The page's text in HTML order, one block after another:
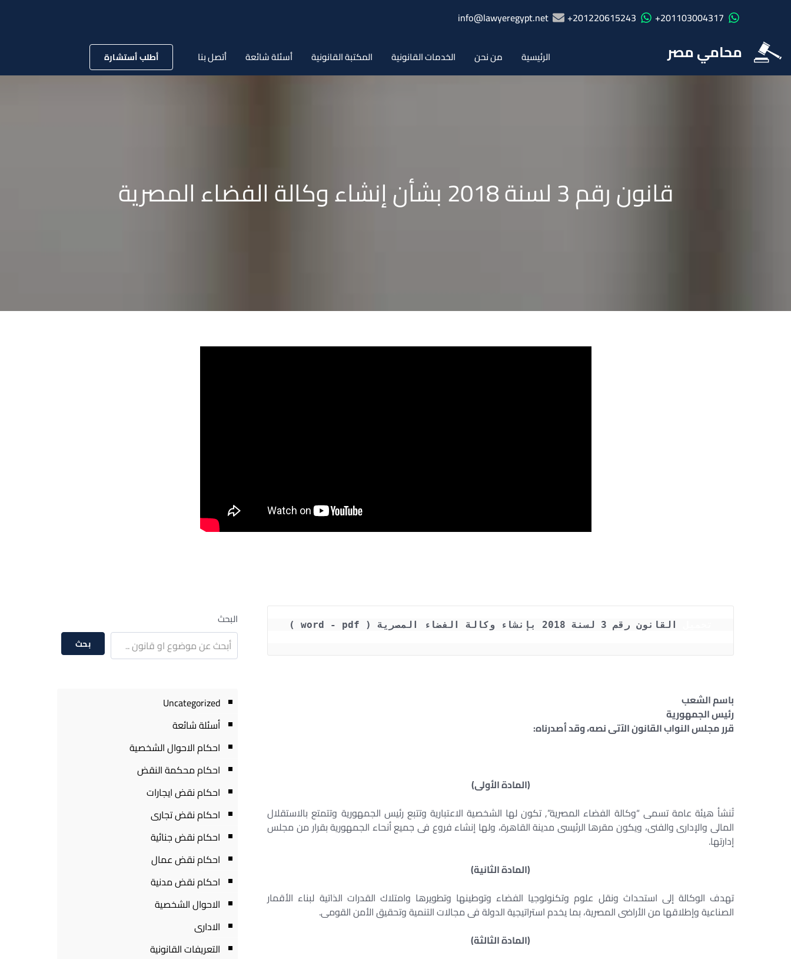
201103004317+
201220615243+
info@lawyeregypt.net
محامي مصر الرئيسية من نحن الخدمات القانونية المكتبة القانونية أسئلة شائعة أتصل بنا أطلب أستشارة
قانون رقم 3 لسنة 2018 بشأن إنشاء وكالة الفضاء المصرية
القانون رقم 3 لسنة 2018 بإنشاء وكالة الفضاء المصرية ( word - pdf )
باسم الشعب
رئيس الجمهورية
قرر مجلس النواب القانون الآتى نصه، وقد أصدرناه:
(المادة الأولى)
تُنشأ هيئة عامة تسمى “وكالة الفضاء المصرية”, تكون لها الشخصية الاعتبارية وتتبع رئيس الجمهورية وتتمتع بالاستقلال
المالى والإدارى والفنى، ويكون مقرها الرئيسى مدينة القاهرة، ولها إنشاء فروع فى جميع أنحاء الجمهورية بقرار من مجلس
إدارتها.
(المادة الثانية)
تهدف الوكالة إلى استحداث ونقل علوم وتكنولوجيا الفضاء وتوطينها وتطويرها وامتلاك القدرات الذاتية لبناء الأقمار
الصناعية وإطلاقها من الأراضى المصرية، بما يخدم استراتيجية الدولة فى مجالات التنمية وتحقيق الأمن القومى.
(المادة الثالثة)
البحث
بحث
Uncategorized
أسئلة شائعة
احكام الاحوال الشخصية
احكام محكمة النقض
احكام نقض ايجارات
احكام نقض تجارى
احكام نقض جنائية
احكام نقض عمال
احكام نقض مدنية
الاحوال الشخصية
الادارى
التعريفات القانونية